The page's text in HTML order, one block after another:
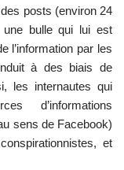
posts (environ 24
une bulle qui lui est
l’information par les
à des biais de
les internautes qui
d’informations
sens de Facebook)
et